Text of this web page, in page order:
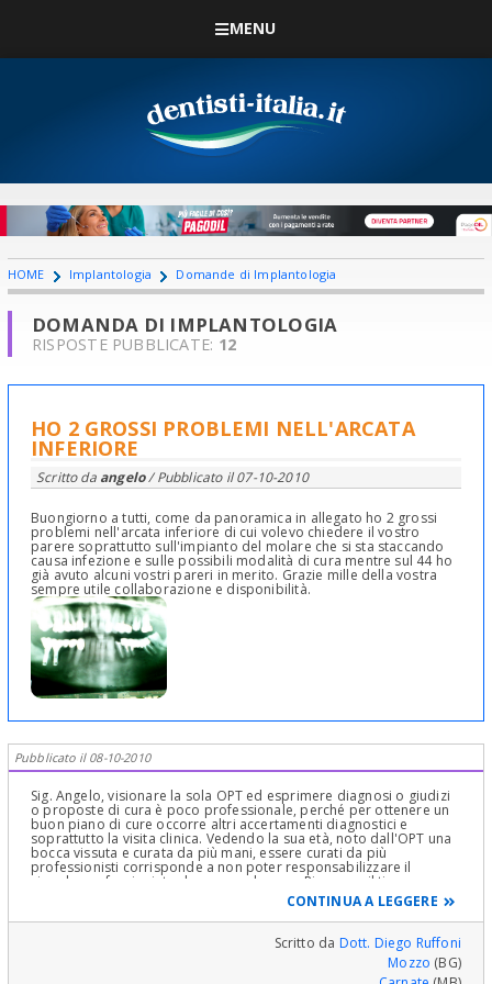
MENU
HOME Implantologia Domande di Implantologia
DOMANDA DI IMPLANTOLOGIA
RISPOSTE PUBBLICATE: 12
HO 2 GROSSI PROBLEMI NELL'ARCATA
INFERIORE
Scritto da angelo/ Pubblicato il07-10-2010
Buongiorno a tutti, come da panoramica in allegato ho 2 grossi
problemi nell'arcata inferiore di cui volevo chiedere il vostro
parere soprattutto sull'impianto del molare che si sta staccando
causa infezione e sulle possibili modalità di cura mentre sul 44 ho
già avuto alcuni vostri pareri in merito. Grazie mille della vostra
sempre utile collaborazione e disponibilità.
Pubblicato il 08-10-2010
Sig. Angelo, visionare la sola OPT ed esprimere diagnosi o giudizi
o proposte di cura è poco professionale, perché per ottenere un
buon piano di cure occorre altri accertamenti diagnostici e
soprattutto la visita clinica. Vedendo la sua età, noto dall'OPT una
bocca vissuta e curata da più mani, essere curati da più
professionisti corrisponde a non poter responsabilizzare il
singolo professionista che esegue le cure. Ricercare il tipo
d’intervento da eseguire a opera del paziente, non è corretto,
perché esso non è un esperto della materia e potrebbe portare
altri operatori a fare delle scelte sbagliate della sua salute. Il mio
consiglio è di aver fiducia in un solo odontoiatra che possa
prendere in mano seriamente il suo caso, ottenendo una
situazione stabile nel tempo e non una serie di continui rappezzi.
CONTINUA A LEGGERE
Scritto da Dott. Diego Ruffoni
Mozzo (BG)